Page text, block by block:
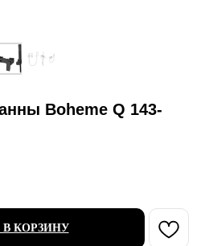
Boheme Q 143-
КОРЗИНУ